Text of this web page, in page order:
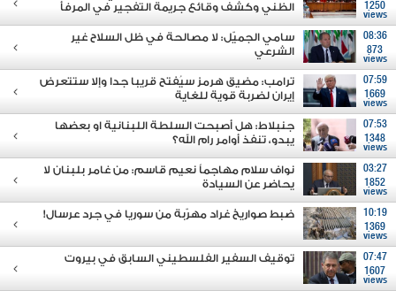
1250
views
الظني وكشف وقائع جريمة التفجير في المرفأ
08:36
873
views
سامي الجميّل: لا مصالحة في ظل السلاح غير
الشرعي
07:59
1669
views
ترامب: مضيق هرمز سيُفتح قريبا جدا وإلا ستتعرض
إيران لضربة قوية للغاية
07:53
1348
views
جنبلاط: هل أصبحت السلطة اللبنانية او بعضها
يبدو، تنفذ أوامر رام الله؟
03:27
1852
views
نواف سلام مهاجماً نعيم قاسم: من غامر بلبنان لا
يحاضر عن السيادة
10:19
1369
views
ضبط صواريخ غراد مهرّبة من سوريا في جرد عرسال!
07:47
1607
views
توقيف السفير الفلسطيني السابق في بيروت